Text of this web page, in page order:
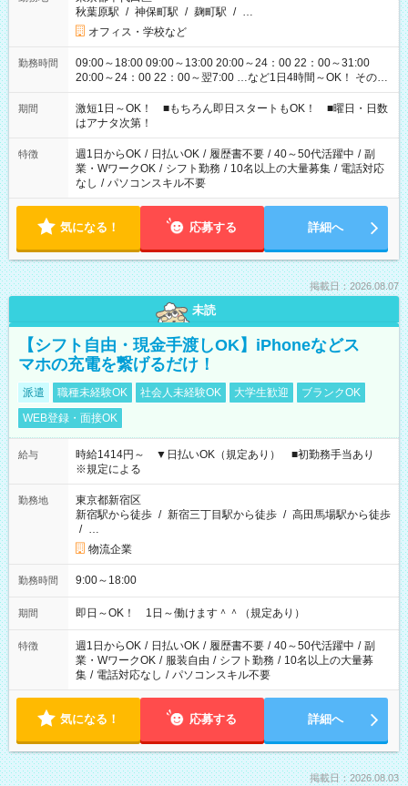
秋葉原駅 / 神保町駅 / 麹町駅 / …
オフィス・学校など
勤務時間
09:00～18:00 09:00～13:00 20:00～24：00 22：00～31:00
20:00～24：00 22：00～翌7:00 …など1日4時間～OK！ その他
シフトもございます！ お気軽にご相談ください！
期間
激短1日～OK！ ■もちろん即日スタートもOK！ ■曜日・日数
はアナタ次第！
特徴 週1日からOK / 日払いOK / 履歴書不要 / 40～50代活躍中 / 副
業・WワークOK / シフト勤務 / 10名以上の大量募集 / 電話対応
なし / パソコンスキル不要
気になる！ 応募する 詳細へ
掲載日：2026.08.07
未読
【シフト自由・現金手渡しOK】iPhoneなどス
マホの充電を繋げるだけ！
派遣 職種未経験OK 社会人未経験OK 大学生歓迎
ブランクOK
WEB登録・面接OK
給与
時給1414円～ ▼日払いOK（規定あり） ■初勤務手当あり
※規定による
勤務地
東京都新宿区
新宿駅から徒歩 / 新宿三丁目駅から徒歩 / 高田馬場駅から徒歩
/ …
物流企業
勤務時間 9:00～18:00
期間 即日～OK！ 1日～働けます＾＾（規定あり）
特徴 週1日からOK / 日払いOK / 履歴書不要 / 40～50代活躍中 / 副
業・WワークOK / 服装自由 / シフト勤務 / 10名以上の大量募
集 / 電話対応なし / パソコンスキル不要
気になる！ 応募する 詳細へ
掲載日：2026.08.03